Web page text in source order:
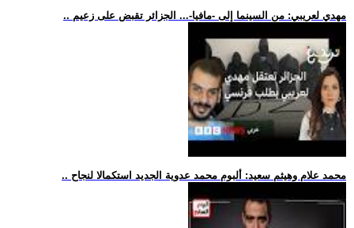
.. مهدي لعريبي: من السينما إلى -مافيا-... الجزائر تقبض على زعيم
.. محمد علام وهيثم سعيد: ألبوم محمد عدوية الجديد استكمالا لنجاح